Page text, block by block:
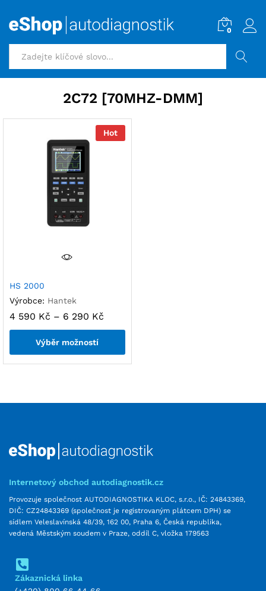
0
2C72 [70MHZ-DMM]
Hot
HS 2000
Výrobce: Hantek
4 590 Kč – 6 290 Kč
Výběr možností
Internetový obchod autodiagnostik.cz
Provozuje společnost AUTODIAGNOSTIKA KLOC, s.r.o., IČ: 24843369,
DIČ: CZ24843369 (společnost je registrovaným plátcem DPH) se
sídlem Veleslavínská 48/39, 162 00, Praha 6, Česká republika,
vedená Městským soudem v Praze, oddíl C, vložka 179563
Zákaznická linka